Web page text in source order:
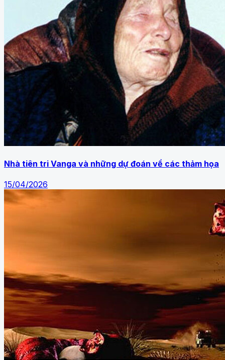
Nhà tiên tri Vanga và những dự đoán về các thảm họa
15/04/2026